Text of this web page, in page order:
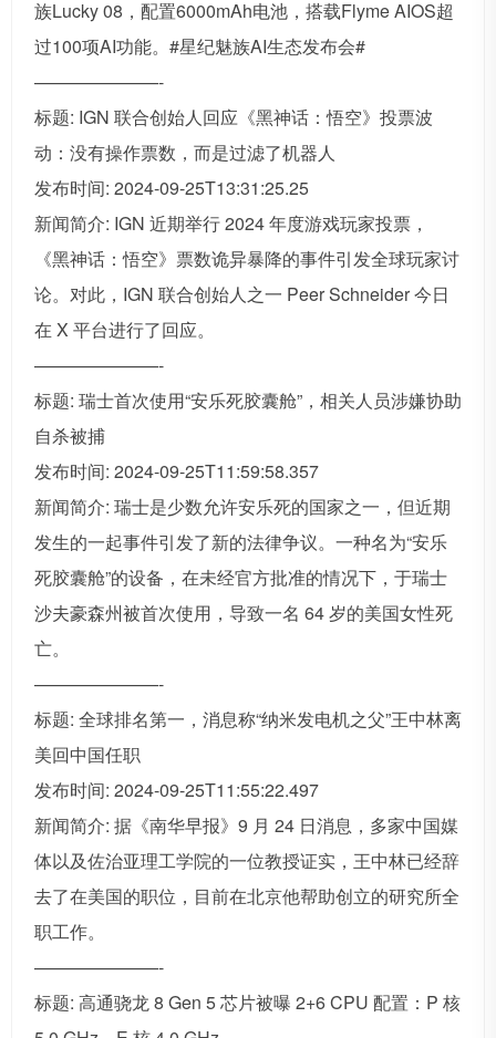
族Lucky 08，配置6000mAh电池，搭载Flyme AIOS超
过100项AI功能。#星纪魅族AI生态发布会#
———————-
标题: IGN 联合创始人回应《黑神话：悟空》投票波
动：没有操作票数，而是过滤了机器人
发布时间: 2024-09-25T13:31:25.25
新闻简介: IGN 近期举行 2024 年度游戏玩家投票，
《黑神话：悟空》票数诡异暴降的事件引发全球玩家讨
论。对此，IGN 联合创始人之一 Peer Schneider 今日
在 X 平台进行了回应。
———————-
标题: 瑞士首次使用“安乐死胶囊舱”，相关人员涉嫌协助
自杀被捕
发布时间: 2024-09-25T11:59:58.357
新闻简介: 瑞士是少数允许安乐死的国家之一，但近期
发生的一起事件引发了新的法律争议。一种名为“安乐
死胶囊舱”的设备，在未经官方批准的情况下，于瑞士
沙夫豪森州被首次使用，导致一名 64 岁的美国女性死
亡。
———————-
标题: 全球排名第一，消息称“纳米发电机之父”王中林离
美回中国任职
发布时间: 2024-09-25T11:55:22.497
新闻简介: 据《南华早报》9 月 24 日消息，多家中国媒
体以及佐治亚理工学院的一位教授证实，王中林已经辞
去了在美国的职位，目前在北京他帮助创立的研究所全
职工作。
———————-
标题: 高通骁龙 8 Gen 5 芯片被曝 2+6 CPU 配置：P 核